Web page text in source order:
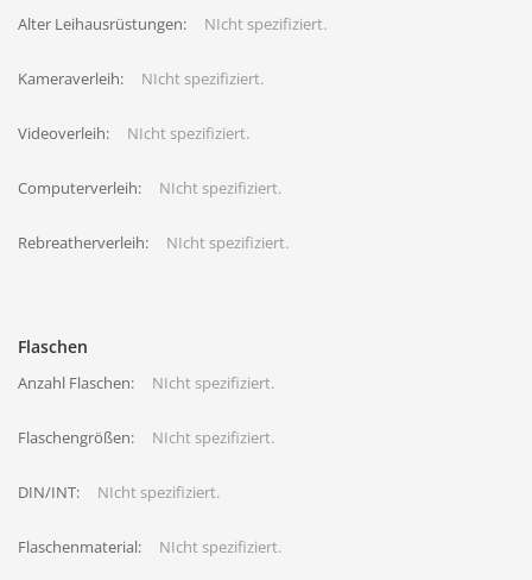
Alter Leihausrüstungen: NIcht spezifiziert.
Kameraverleih: NIcht spezifiziert.
Videoverleih: NIcht spezifiziert.
Computerverleih: NIcht spezifiziert.
Rebreatherverleih: NIcht spezifiziert.
Flaschen
Anzahl Flaschen: NIcht spezifiziert.
Flaschengrößen: NIcht spezifiziert.
DIN/INT: NIcht spezifiziert.
Flaschenmaterial: NIcht spezifiziert.